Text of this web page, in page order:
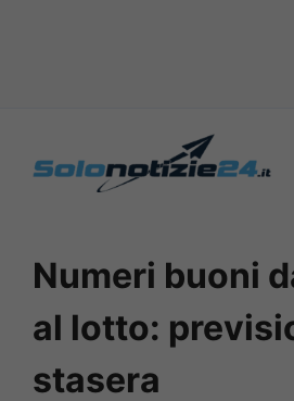
Numeri buoni
al lotto:
stasera